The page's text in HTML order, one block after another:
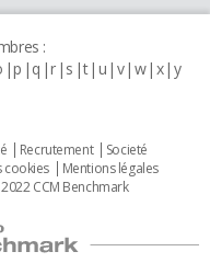
:
p q r s t u v w x y
Recrutement
Societé
cookies
Mentions légales
CCM Benchmark